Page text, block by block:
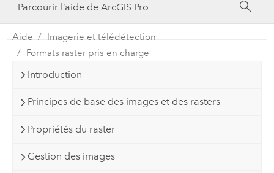
Aide
Imagerie et télédétection
Formats raster pris en charge
Introduction
Principes de base des images et des rasters
Propriétés du raster
Gestion des images